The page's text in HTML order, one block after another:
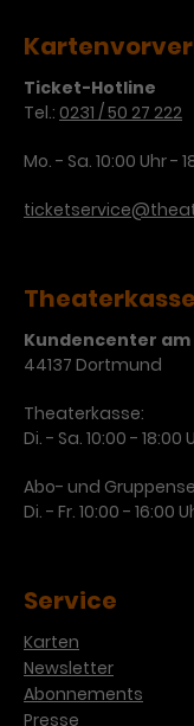
Ticket-Hotline
Tel.: 0231 / 50 27 222
Mo. - Sa. 10:00 Uhr -
Kundencenter am
44137 Dortmund
Theaterkasse:
Di. - Sa. 10:00 - 18:00
Abo- und
Di. - Fr. 10:00 - 16:00
Service
Karten
Newsletter
Abonnements
Presse